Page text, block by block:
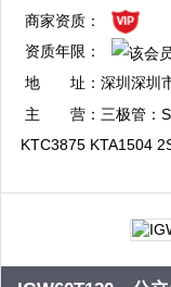
复制
商家资质：
资质年限：
地 址：深圳深圳
场一期
社区振兴
主 营： 三极管：
KTC3875 KTA1504
2N7002 SI2301-
带阻管DTC/DTA系列